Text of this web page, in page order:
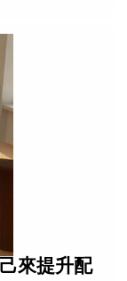
切碎
。」 🎙️相關
的過
敗的父母」
Ep 27 非常
與討論
席位考
獵食
是很美好
時間，但盡量
子，如果你不
再來找
，而是分享音
子帶到這個世
孩就算暫時不
這份禮物
（小說，引發
全美兒童音
（團體班教材
，從自己的
子對音樂的
習慣，以及
辦。這集沒
巧，適合所
「音樂教
新部分，J 分
張，考上樂
象：家有學
經讓孩子學
、現在想用
趣 vs. 建立
人家庭實際
的聽眾 喜歡
家長🔤英文
來提升配